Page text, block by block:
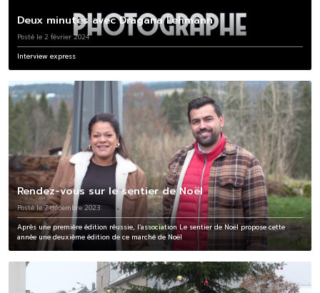
Deux minutes avec Dragana Lehmann
Posté le 2 février 2024
Interview express
Rendez-vous sur le sentier de Noël
Posté le 7 décembre 2023
Après une première édition réussie, l’association Le sentier de Noël propose cette
année une deuxième édition de ce marché de Noël